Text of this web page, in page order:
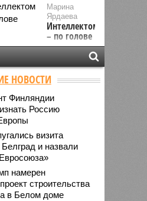
Марина
Ярдаева
Интеллектом
– по голове
НОВОСТИ
Финляндии
Россию
визита
и назвали
намерен
строительства
в Белом доме